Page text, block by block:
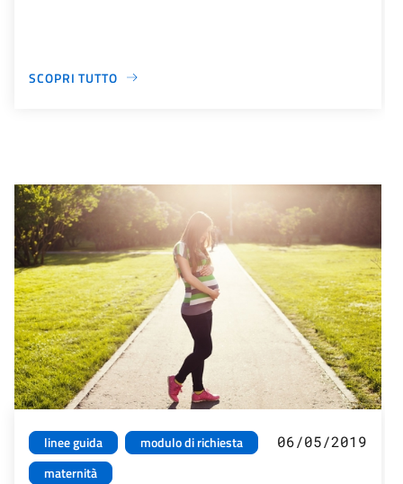
SCOPRI TUTTO
linee guida
modulo di richiesta
maternità
06/05/2019